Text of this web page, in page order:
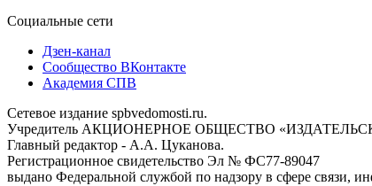
Социальные сети
Дзен-канал
Сообщество ВКонтакте
Академия СПВ
Сетевое издание spbvedomosti.ru.
Учредитель АКЦИОНЕРНОЕ ОБЩЕСТВО
Главный редактор - А.А. Цуканова.
Регистрационное свидетельство Эл № ФС77-89047
выдано Федеральной службой по надзору в сфере связи,